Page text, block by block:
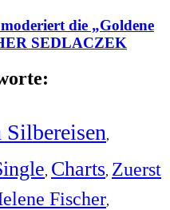
die „Goldene
SEDLACZEK
,
, Charts, Zuerst
Fischer,